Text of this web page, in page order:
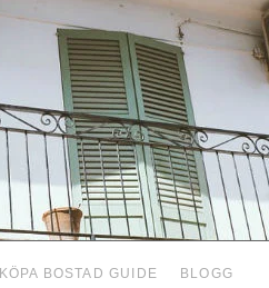
KÖPA BOSTAD GUIDE BLOGG